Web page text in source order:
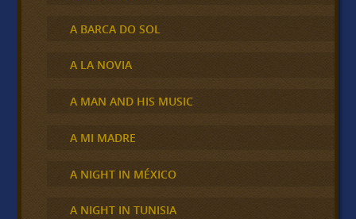
A BARCA DO SOL
A LA NOVIA
A MAN AND HIS MUSIC
A MI MADRE
A NIGHT IN MÉXICO
A NIGHT IN TUNISIA